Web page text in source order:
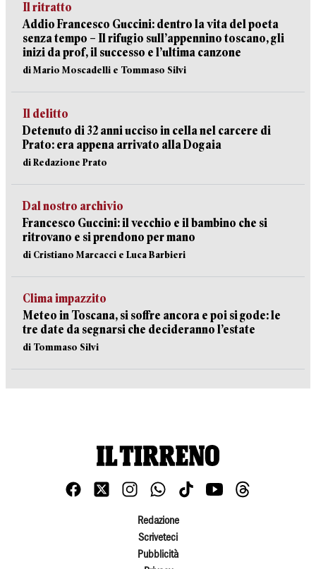
Il ritratto
Addio Francesco Guccini: dentro la vita del poeta
senza tempo – Il rifugio sull’appennino toscano, gli
inizi da prof, il successo e l’ultima canzone
di Mario Moscadelli e Tommaso Silvi
Il delitto
Detenuto di 32 anni ucciso in cella nel carcere di
Prato: era appena arrivato alla Dogaia
di Redazione Prato
Dal nostro archivio
Francesco Guccini: il vecchio e il bambino che si
ritrovano e si prendono per mano
di Cristiano Marcacci e Luca Barbieri
Clima impazzito
Meteo in Toscana, si soffre ancora e poi si gode: le
tre date da segnarsi che decideranno l’estate
di Tommaso Silvi
Redazione
Scriveteci
Pubblicità